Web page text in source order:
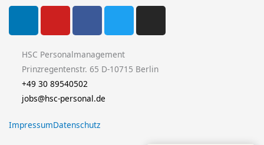
L
n
k
e
d
i
Y
u
t
u
b
e
F
c
e
b
o
o
-
T
i
t
t
I
s
a
HSC Personalmanagement
Prinzregentenstr. 65 D-10715 Berlin
+49 30 89540502
jobs@hsc-personal.de
ImpressumDatenschutz